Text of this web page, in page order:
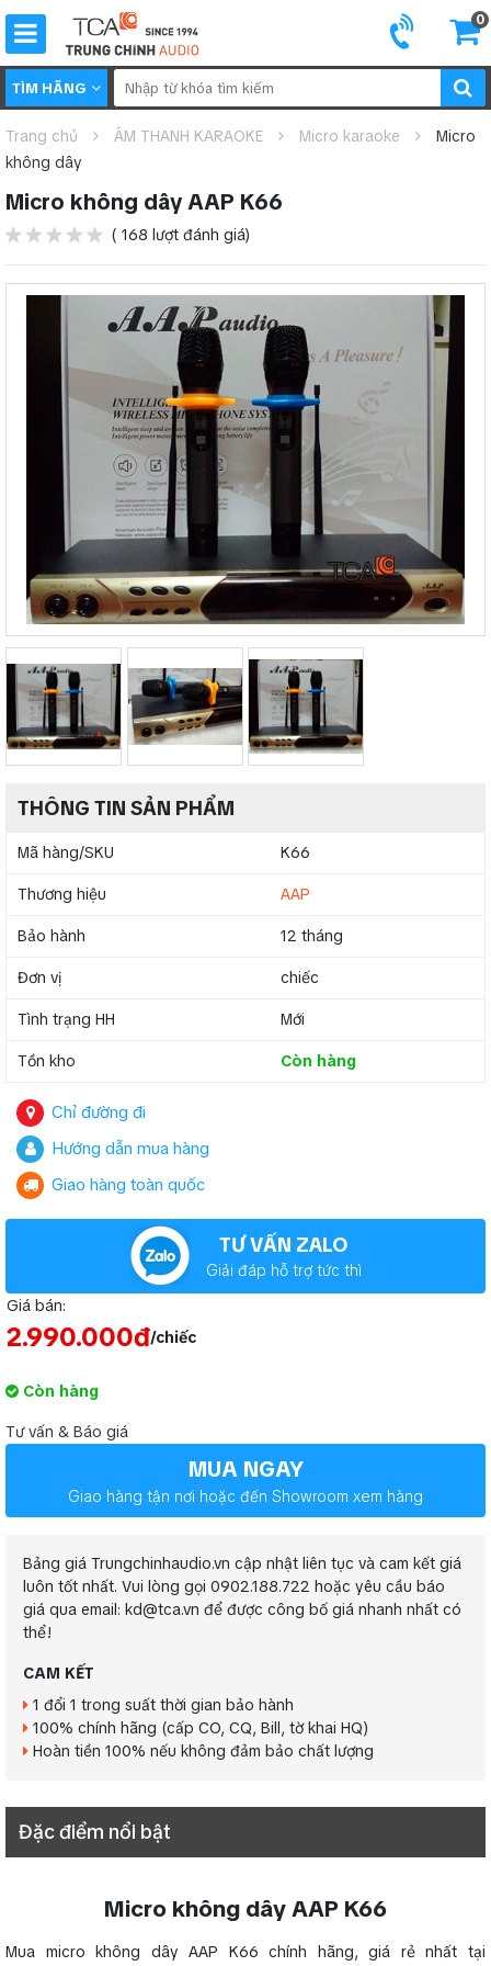
0
TÌM HÃNG
Trang chủ ÂM THANH KARAOKE Micro karaoke
Micro
không dây
Micro không dây AAP K66
( 168 lượt đánh giá)
THÔNG TIN SẢN PHẨM
Mã hàng/SKU K66
Thương hiệu AAP
Bảo hành 12 tháng
Đơn vị chiếc
Tình trạng HH Mới
Tồn kho Còn hàng
Chỉ đường đi
Hướng dẫn mua hàng
Giao hàng toàn quốc
TƯ VẤN ZALO
Giải đáp hỗ trợ tức thì
Giá bán:
2.990.000đ/chiếc
Còn hàng
Tư vấn & Báo giá
MUA NGAY
Giao hàng tận nơi hoặc đến Showroom xem hàng
Bảng giá Trungchinhaudio.vn cập nhật liên tục và cam kết giá
luôn tốt nhất. Vui lòng gọi 0902.188.722 hoặc yêu cầu báo
giá qua email: kd@tca.vn để được công bố giá nhanh nhất có
thể!
CAM KẾT
1 đổi 1 trong suất thời gian bảo hành
100% chính hãng (cấp CO, CQ, Bill, tờ khai HQ)
Hoàn tiền 100% nếu không đảm bảo chất lượng
Đặc điểm nổi bật
Micro không dây AAP K66
Mua micro không dây AAP K66 chính hãng, giá rẻ nhất tại